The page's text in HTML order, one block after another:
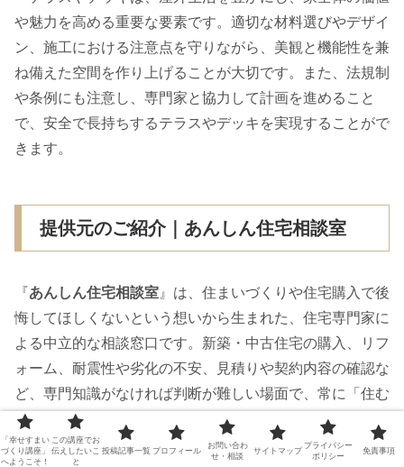
や魅力を高める重要な要素です。適切な材料選びやデザイ
ン、施工における注意点を守りながら、美観と機能性を兼
ね備えた空間を作り上げることが大切です。また、法規制
や条例にも注意し、専門家と協力して計画を進めること
で、安全で長持ちするテラスやデッキを実現することがで
きます。
提供元のご紹介｜あんしん住宅相談室
『 あんしん住宅相談室』は、住まいづくりや住宅購入で後
悔してほしくないという想いから生まれた、住宅専門家に
よる中立的な相談窓口です。新築・中古住宅の購入、リフ
ォーム、耐震性や劣化の不安、見積りや契約内容の確認な
ど、専門知識がなければ判断が難しい場面で、常に「住む
人の立場」に立ってアドバイスを行っています。
「幸せすまい
づくり講座」
へようこそ！
この講座でお
伝えしたいこ
と
投稿記事一覧 プロフィール
お問い合わ
せ・相談
サイトマップ
プライバシー
ポリシー
免責事項